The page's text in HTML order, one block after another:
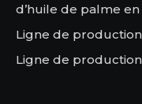
d’huile de palme en
Ligne de
Ligne de